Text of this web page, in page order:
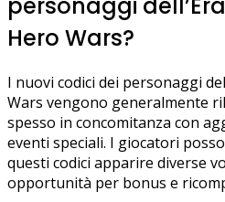
Hero Wars?
I nuovi codici dei personaggi
Wars vengono generalmente
spesso in concomitanza con
eventi speciali. I giocatori
questi codici apparire diverse
opportunità per bonus e